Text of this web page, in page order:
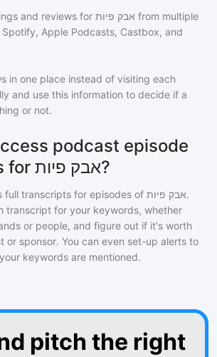
and reviews for אבק פיות from multiple
Apple Podcasts, Castbox, and
in one place instead of visiting each
and use this information to decide if a
or not.
podcast episode
transcripts for אבק פיות?
full transcripts for episodes of אבק פיות.
transcript for your keywords, whether
or people, and figure out if it's worth
or sponsor. You can even set-up alerts to
keywords are mentioned.
pitch the right